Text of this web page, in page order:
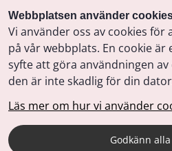
Webbplatsen använder
Vi använder oss av cookies
på vår webbplats. En cookie är
syfte att göra användningen
den är inte skadlig för din
Läs mer om hur vi använder
Godkänn